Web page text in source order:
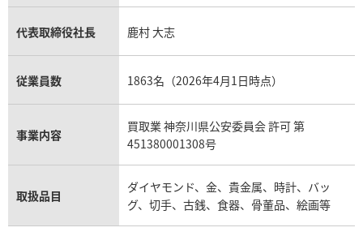
代表取締役社長 鹿村 大志
従業員数 1863名（2026年4月1日時点）
事業内容
買取業 神奈川県公安委員会 許可 第
451380001308号
取扱品目
ダイヤモンド、金、貴金属、時計、バッ
グ、切手、古銭、食器、骨董品、絵画等